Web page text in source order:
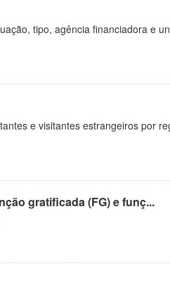
tipo, agência financiadora e
e visitantes estrangeiros por
gratificada (FG) e funç...